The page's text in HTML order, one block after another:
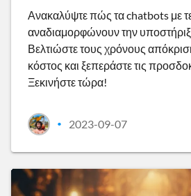
Ανακαλύψτε πώς τα chatbots με
αναδιαμορφώνουν την
Βελτιώστε τους χρόνους
κόστος και ξεπεράστε τις
Ξεκινήστε τώρα!
• 2023-09-07